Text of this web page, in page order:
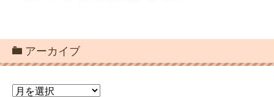
アーカイブ
ア